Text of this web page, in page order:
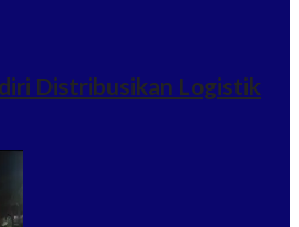
Distribusikan Logistik